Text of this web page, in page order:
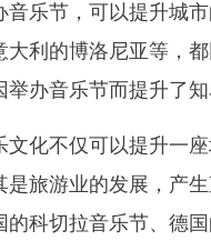
节，可以提升城市
大利的博洛尼亚等，
举办音乐节而提升了知
不仅可以提升一座
是旅游业的发展，产
的科切拉音乐节、德